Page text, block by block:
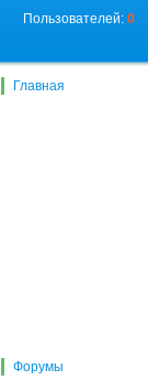
Пользователей: 0
Главная
Форумы